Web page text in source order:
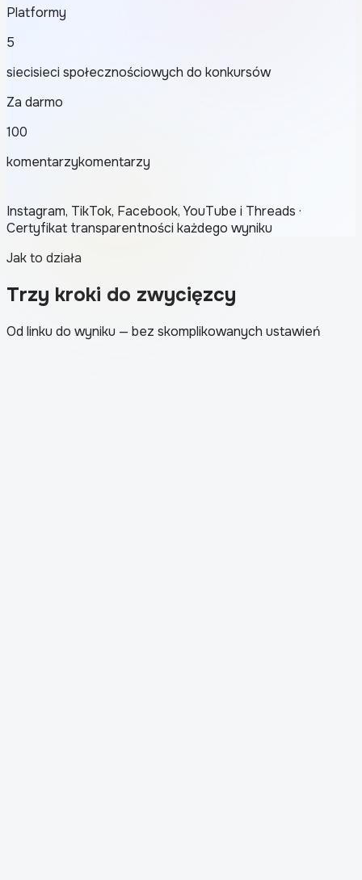
Platformy
5
siecisieci społecznościowych do konkursów
Za darmo
100
komentarzykomentarzy
Instagram, TikTok, Facebook, YouTube i Threads ·
Certyfikat transparentności każdego wyniku
Jak to działa
Trzy kroki do zwycięzcy
Od linku do wyniku — bez skomplikowanych ustawień